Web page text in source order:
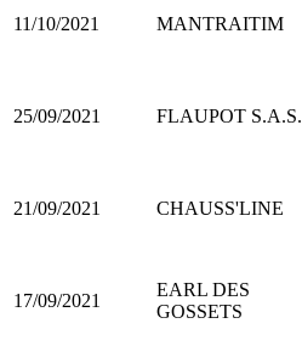
11/10/2021 MANTRAITIM
25/09/2021 FLAUPOT S.A.S.
21/09/2021 CHAUSS'LINE
17/09/2021
EARL DES
GOSSETS